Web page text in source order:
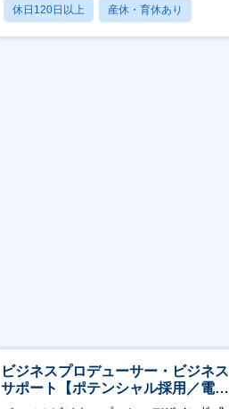
休日120日以上 産休・育休あり
月残業20時間以内
ビジネスプロデューサー・ビジネス
サポート【ポテンシャル採用／電
力・ガス等の民間向けプロジェクト